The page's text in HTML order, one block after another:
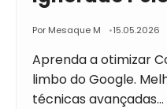
Por Mesaque M 15.05.2026
Aprenda a otimizar
limbo do Google.
técnicas avançadas…